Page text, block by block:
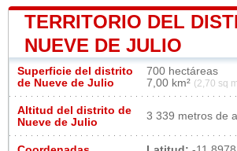
TERRITORIO DEL
NUEVE DE JULIO
Superficie del distrito
de Nueve de Julio
700 hectáreas
7,00 km² (2,70 sq
Altitud del distrito de
Nueve de Julio
3 339 metros de